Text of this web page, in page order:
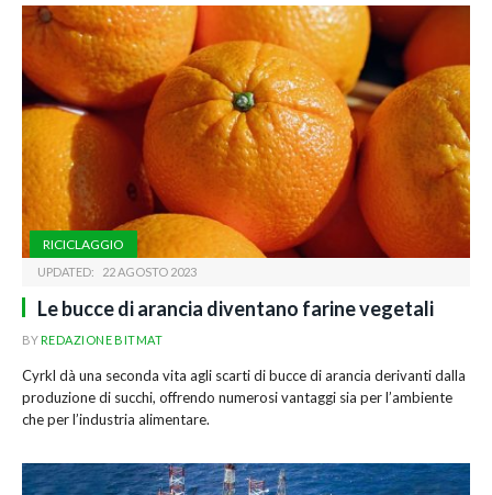
RICICLAGGIO
UPDATED: 22 AGOSTO 2023
Le bucce di arancia diventano farine vegetali
BYREDAZIONE BITMAT
Cyrkl dà una seconda vita agli scarti di bucce di arancia derivanti dalla
produzione di succhi, offrendo numerosi vantaggi sia per l’ambiente
che per l’industria alimentare.